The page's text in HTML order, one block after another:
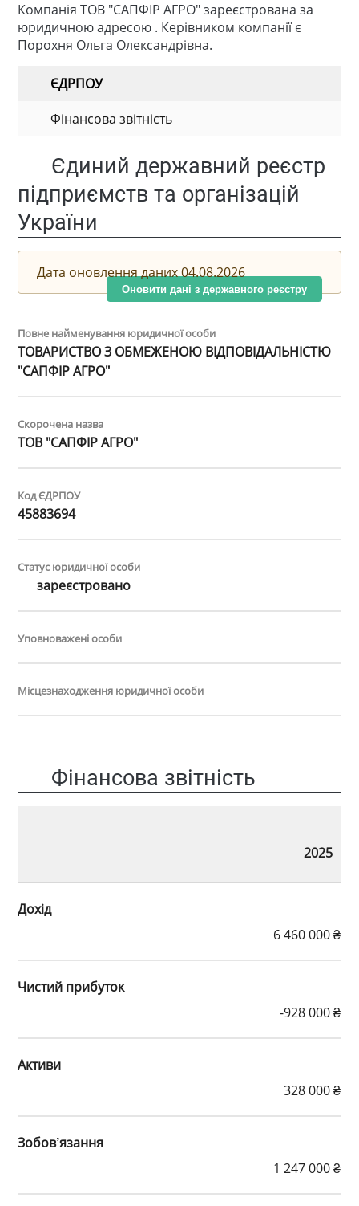
Компанія ТОВ "САПФІР АГРО" зареєстрована за
юридичною адресою . Керівником компанії є
Порохня Ольга Олександрівна.
ЄДРПОУ
Фінансова звітність
Єдиний державний реєстр
підприємств та організацій
України
Дата оновлення даних 04.08.2026
Оновити дані з державного реєстру
Повне найменування юридичної особи
ТОВАРИСТВО З ОБМЕЖЕНОЮ ВІДПОВІДАЛЬНІСТЮ
"САПФІР АГРО"
Скорочена назва
ТОВ "САПФІР АГРО"
Код ЄДРПОУ
45883694
Статус юридичної особи
зареєстровано
Уповноважені особи
Місцезнаходження юридичної особи
Фінансова звітність
2025
Дохід
6 460 000 ₴
Чистий прибуток
-928 000 ₴
Активи
328 000 ₴
Зобов’язання
1 247 000 ₴